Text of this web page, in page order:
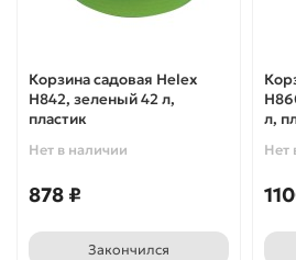
Корзина садовая Helex
H842, зеленый 42 л,
пластик
Нет в наличии
878 ₽
Закончился
л,
Нет